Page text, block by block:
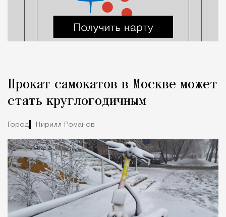
Прокат самокатов в Москве может
стать круглогодичным
Город Кирилл Романов